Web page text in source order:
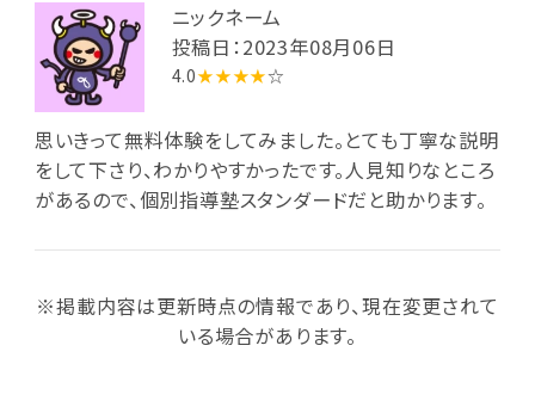
ニックネーム
投稿日：2023年08月06日
4.0★★★★☆
思いきって無料体験をしてみました。とても丁寧な説明
をして下さり、わかりやすかったです。人見知りなところ
があるので、個別指導塾スタンダードだと助かります。
※掲載内容は更新時点の情報であり、現在変更されて
いる場合があります。